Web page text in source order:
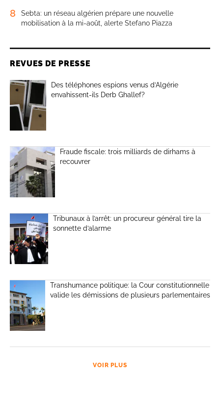
8
Sebta: un réseau algérien prépare une nouvelle
mobilisation à la mi-août, alerte Stefano Piazza
REVUES DE PRESSE
Des téléphones espions venus d’Algérie
envahissent-ils Derb Ghallef?
Fraude fiscale: trois milliards de dirhams à
recouvrer
Tribunaux à l’arrêt: un procureur général tire la
sonnette d’alarme
Transhumance politique: la Cour constitutionnelle
valide les démissions de plusieurs parlementaires
VOIR PLUS